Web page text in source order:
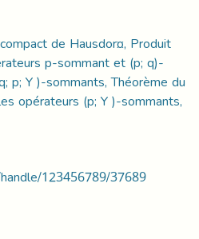
de Hausdor¤, Produit
p-sommant et (p; q)-
p; Y )-sommants, Théorème du
opérateurs (p; Y )-sommants,
123456789/37689